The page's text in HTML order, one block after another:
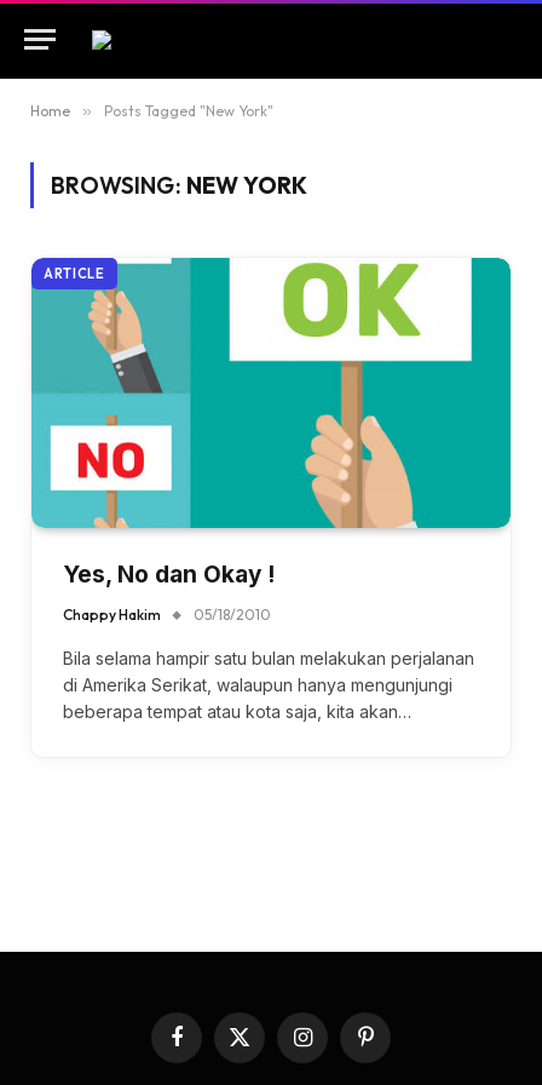
Home » Posts Tagged "New York"
BROWSING: NEW YORK
ARTICLE
Yes, No dan Okay !
Chappy Hakim 05/18/2010
Bila selama hampir satu bulan melakukan perjalanan
di Amerika Serikat, walaupun hanya mengunjungi
beberapa tempat atau kota saja, kita akan…
Facebook
X
(Twitter)
InstagramPinterest